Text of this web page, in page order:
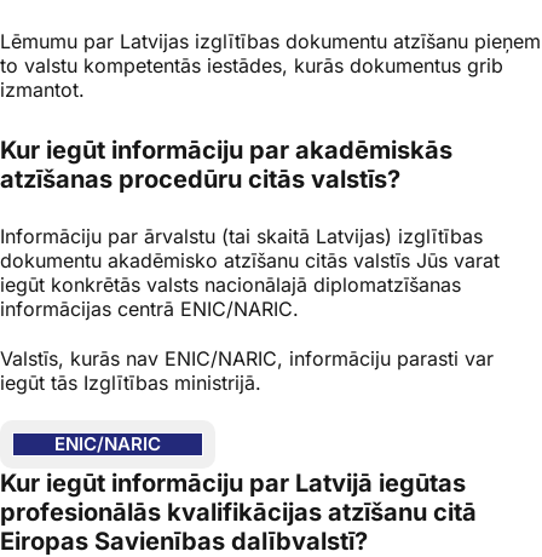
Lēmumu par Latvijas izglītības dokumentu atzīšanu pieņem
to valstu kompetentās iestādes, kurās dokumentus grib
izmantot.
Kur iegūt informāciju par akadēmiskās
atzīšanas procedūru citās valstīs?
Informāciju par ārvalstu (tai skaitā Latvijas) izglītības
dokumentu akadēmisko atzīšanu citās valstīs Jūs varat
iegūt konkrētās valsts nacionālajā diplomatzīšanas
informācijas centrā ENIC/NARIC.
Valstīs, kurās nav ENIC/NARIC, informāciju parasti var
iegūt tās Izglītības ministrijā.
ENIC/NARIC
Kur iegūt informāciju par Latvijā iegūtas
profesionālās kvalifikācijas atzīšanu citā
Eiropas Savienības dalībvalstī?